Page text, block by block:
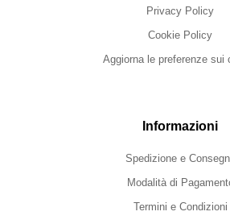
Privacy Policy
Cookie Policy
Aggiorna le preferenze sui
Informazioni
Spedizione e
Modalità di
Termini e Condizioni